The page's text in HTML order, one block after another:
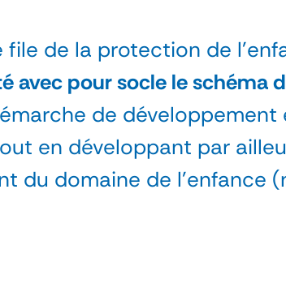
de la protection de
avec pour socle le schéma
de développement
en développant par
du domaine de